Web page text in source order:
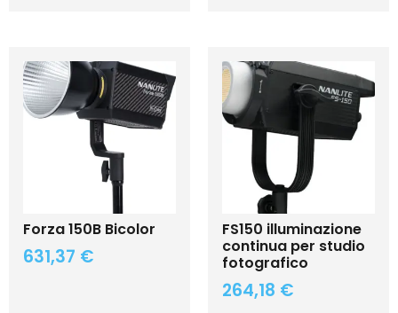
Forza 150B Bicolor
631,37 €
FS150 illuminazione
continua per studio
fotografico
264,18 €